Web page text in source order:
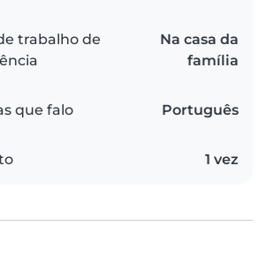
trabalho de
Na casa da
família
que falo Português
1 vez